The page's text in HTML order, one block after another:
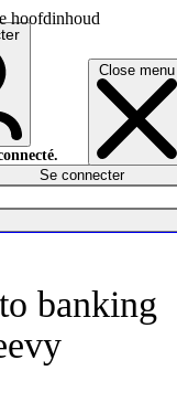
hoofdinhoud
Close menu
Se connecter
banking